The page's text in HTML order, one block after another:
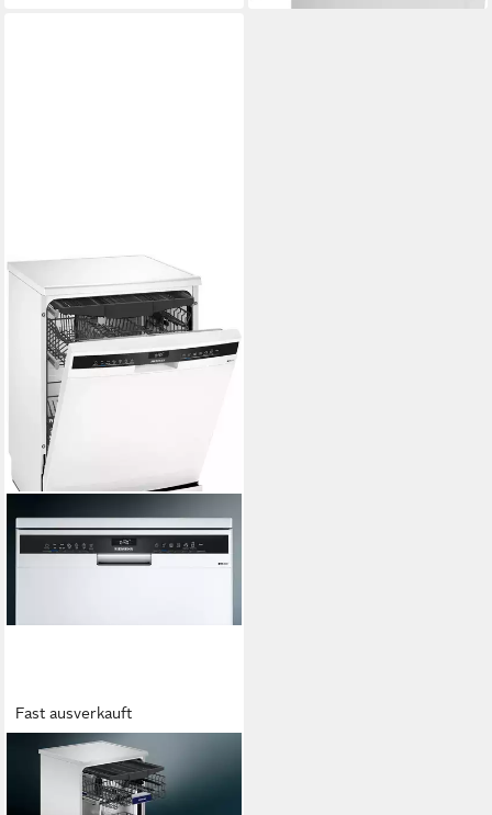
Fast ausverkauft
SIEMENS
Standgeschirrspüler iQ300
SN23HW02ME